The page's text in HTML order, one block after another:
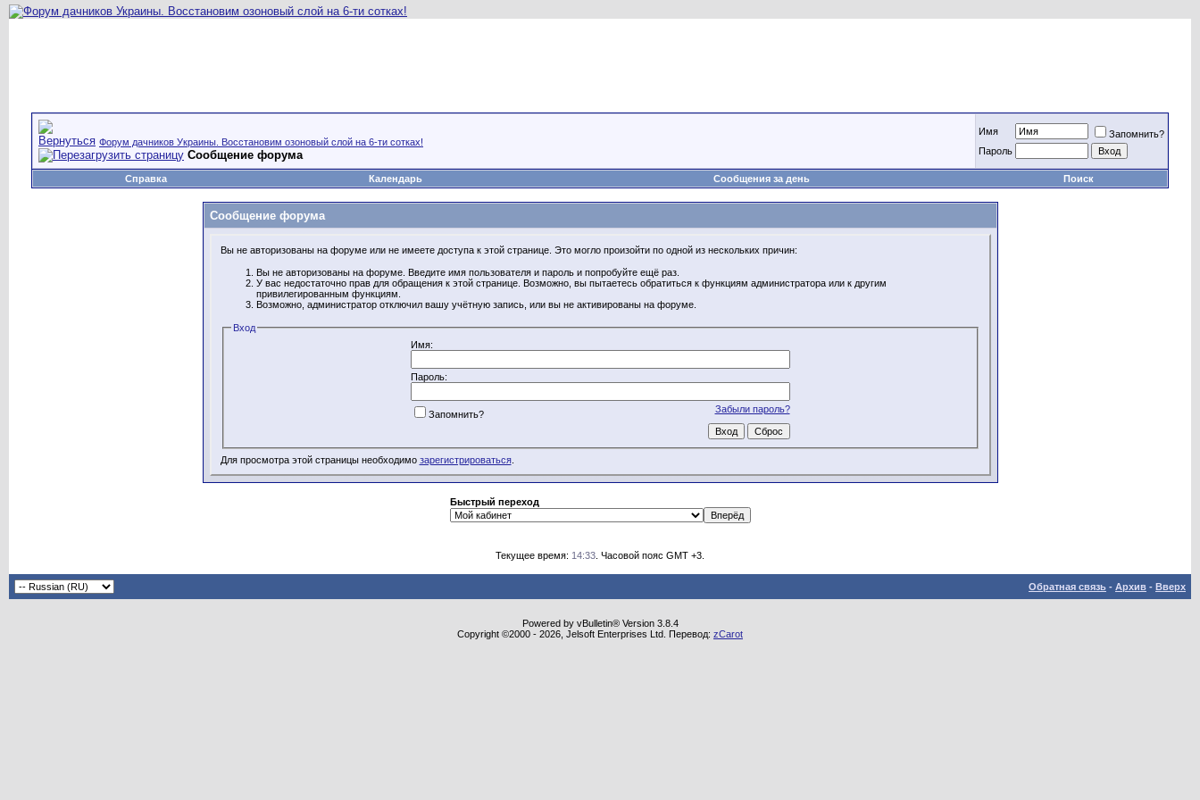
Форум дачников Украины. Восстановим озоновый слой на 6-ти сотках!
Сообщение форума
Имя
Запомнить?
Пароль
Справка Календарь Сообщения за день Поиск
Сообщение форума
Вы не авторизованы на форуме или не имеете доступа к этой странице. Это могло произойти по одной из нескольких причин:
Вы не авторизованы на форуме. Введите имя пользователя и пароль и попробуйте ещё раз.
У вас недостаточно прав для обращения к этой странице. Возможно, вы пытаетесь обратиться к функциям администратора или к другим
привилегированным функциям.
Возможно, администратор отключил вашу учётную запись, или вы не активированы на форуме.
Вход
Имя:
Пароль:
Забыли пароль?
Запомнить?
Для просмотра этой страницы необходимо зарегистрироваться.
Быстрый переход
Текущее время: 14:33 . Часовой пояс GMT +3.
Обратная связь - Архив - Вверх
Powered by vBulletin® Version 3.8.4
Copyright ©2000 - 2026, Jelsoft Enterprises Ltd. Перевод: zCarot